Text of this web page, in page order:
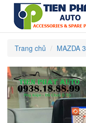
Trang chủ MAZDA 3